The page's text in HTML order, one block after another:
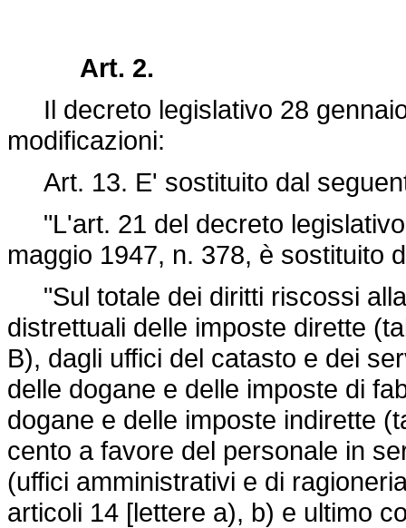
Art. 2.
Il decreto legislativo 28
modificazioni:
Art. 13. E' sostituito dal
"L'art. 21 del decreto
maggio 1947, n. 378, è sostituito
"Sul totale dei diritti riscossi
distrettuali delle imposte dirette
B), dagli uffici del catasto e dei
delle dogane e delle imposte di
dogane e delle imposte indirette
cento a favore del personale in
(uffici amministrativi e di
articoli 14 [lettere a), b) e ultimo